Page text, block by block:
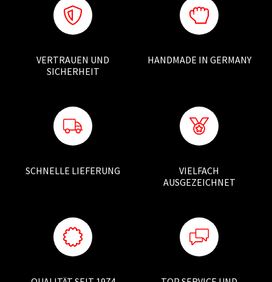
VERTRAUEN UND
SICHERHEIT
HANDMADE IN GERMANY
SCHNELLE LIEFERUNG
VIELFACH
AUSGEZEICHNET